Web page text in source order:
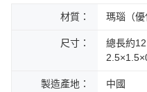
材質： 瑪瑙（
尺寸：
總長約
製造產地： 中國